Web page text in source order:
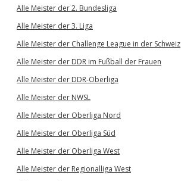
Alle Meister der 2. Bundesliga
Alle Meister der 3. Liga
Alle Meister der Challenge League in der Schweiz
Alle Meister der DDR im Fußball der Frauen
Alle Meister der DDR-Oberliga
Alle Meister der NWSL
Alle Meister der Oberliga Nord
Alle Meister der Oberliga Süd
Alle Meister der Oberliga West
Alle Meister der Regionalliga West